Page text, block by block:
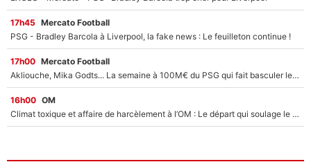
17h45 Mercato Football
PSG - Bradley Barcola à Liverpool, la fake news : Le feuilleton continue !
17h00 Mercato Football
Akliouche, Mika Godts... La semaine à 100M€ du PSG qui fait basculer le mercato du PSG !
16h00 OM
Climat toxique et affaire de harcèlement à l’OM : Le départ qui soulage le vestiaire de Bruno Genesio